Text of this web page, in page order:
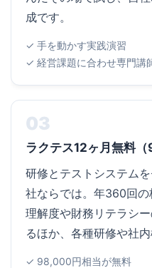
成です。
✓ 手を動かす実践演習
✓ 経営課題に合わせ専門講
03
ラクテス12ヶ月無料
研修とテストシステム
社ならでは。年360回
理解度や財務リテラシ
るほか、各種研修や社
✓ 98,000円相当が無料